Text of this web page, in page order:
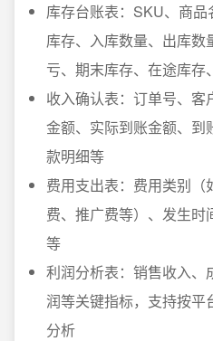
库存台账表：SKU、商
库存、入库数量、出库数
亏、期末库存、在途库存
收入确认表：订单号、
金额、实际到账金额、到
款明细等
费用支出表：费用类别（
费、推广费等）、发生时
等
利润分析表：销售收入、
润等关键指标，支持按平
分析